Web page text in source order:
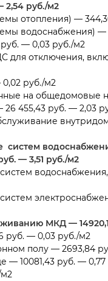
2,54 руб./м2
отопления) —
водоснабжения) —
— 0,03 руб./м2
для отключения,
руб./м2
на общедомовые
455,43 руб. — 2,03
— 3,51 руб./м2
МКД —
руб. — 0,03 руб./м2
полу — 2693,84
— 10081,43 руб. —